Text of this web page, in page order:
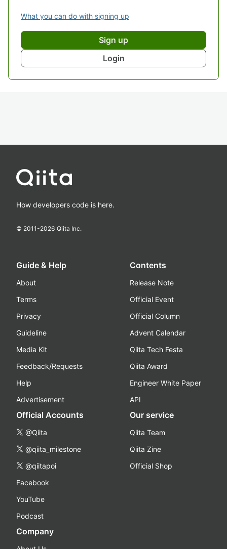
What you can do with signing up
Sign up
Login
How developers code is here.
© 2011-2026 Qiita Inc.
Guide & Help
About
Terms
Privacy
Guideline
Media Kit
Feedback/Requests
Help
Advertisement
Contents
Release Note
Official Event
Official Column
Advent Calendar
Qiita Tech Festa
Qiita Award
Engineer White Paper
API
Official Accounts
@Qiita
@qiita_milestone
@qiitapoi
Facebook
YouTube
Podcast
Our service
Qiita Team
Qiita Zine
Official Shop
Company